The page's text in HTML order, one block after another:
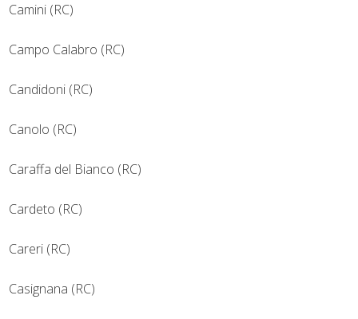
Camini (RC)
Campo Calabro (RC)
Candidoni (RC)
Canolo (RC)
Caraffa del Bianco (RC)
Cardeto (RC)
Careri (RC)
Casignana (RC)